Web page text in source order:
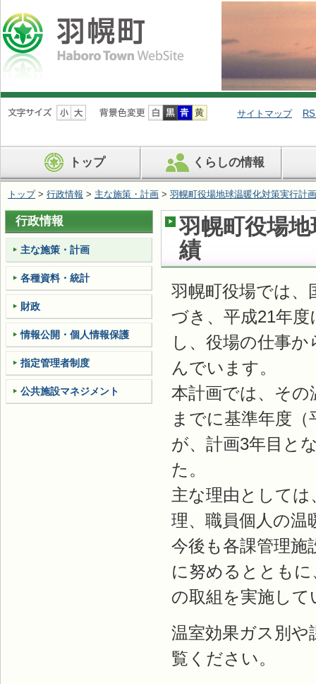
ナ
ビ
ン
を
ば
す
サイトマップ
トップ くらしの情報
トップ> 行政情報 > 主な施策・計画 > 羽幌町役場地球温暖化対策実行計画
羽幌町役場
績
羽幌町役場では、
づき、平成21年度
し、役場の仕事
んでいます。
本計画では、その
までに基準年度
が、計画3年目と
た。
主な理由としては
理、職員個人の温
今後も各課管理施
に努めるととも
の取組を実施して
温室効果ガス別
覧ください。
行政情報
主な施策・計画
各種資料・統計
財政
情報公開・個人情報保護
指定管理者制度
公共施設マネジメント